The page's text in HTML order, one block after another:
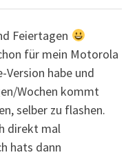
Feiertagen
für mein Motorola
Version habe und
Wochen kommt
selber zu flashen.
direkt mal
hats dann